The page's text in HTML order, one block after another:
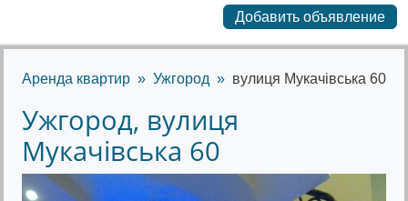
Добавить объявление
Аренда квартир Ужгород вулиця Мукачівська 60
Ужгород, вулиця
Мукачівська 60